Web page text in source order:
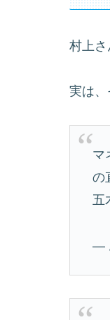
村上さ
実は
マ
の
五
—